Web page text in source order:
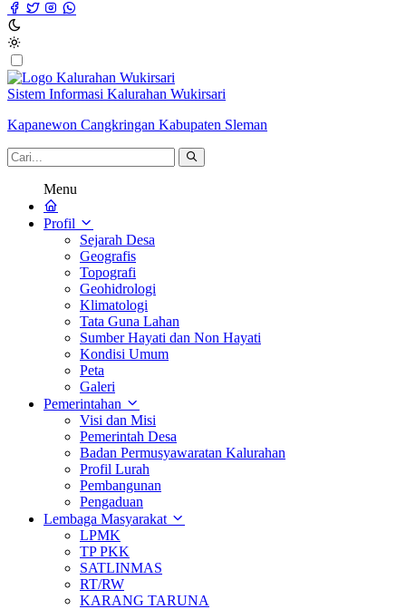
Sistem Informasi Kalurahan Wukirsari
Kapanewon Cangkringan Kabupaten Sleman
Menu
Profil
Sejarah Desa
Geografis
Topografi
Geohidrologi
Klimatologi
Tata Guna Lahan
Sumber Hayati dan Non Hayati
Kondisi Umum
Peta
Galeri
Pemerintahan
Visi dan Misi
Pemerintah Desa
Badan Permusyawaratan Kalurahan
Profil Lurah
Pembangunan
Pengaduan
Lembaga Masyarakat
LPMK
TP PKK
SATLINMAS
RT/RW
KARANG TARUNA